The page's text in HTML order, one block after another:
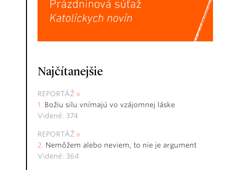
Najčítanejšie
REPORTÁŽ
Božiu silu vnímajú vo vzájomnej láske
Videné: 374
REPORTÁŽ
Nemôžem alebo neviem, to nie je argument
Videné: 364